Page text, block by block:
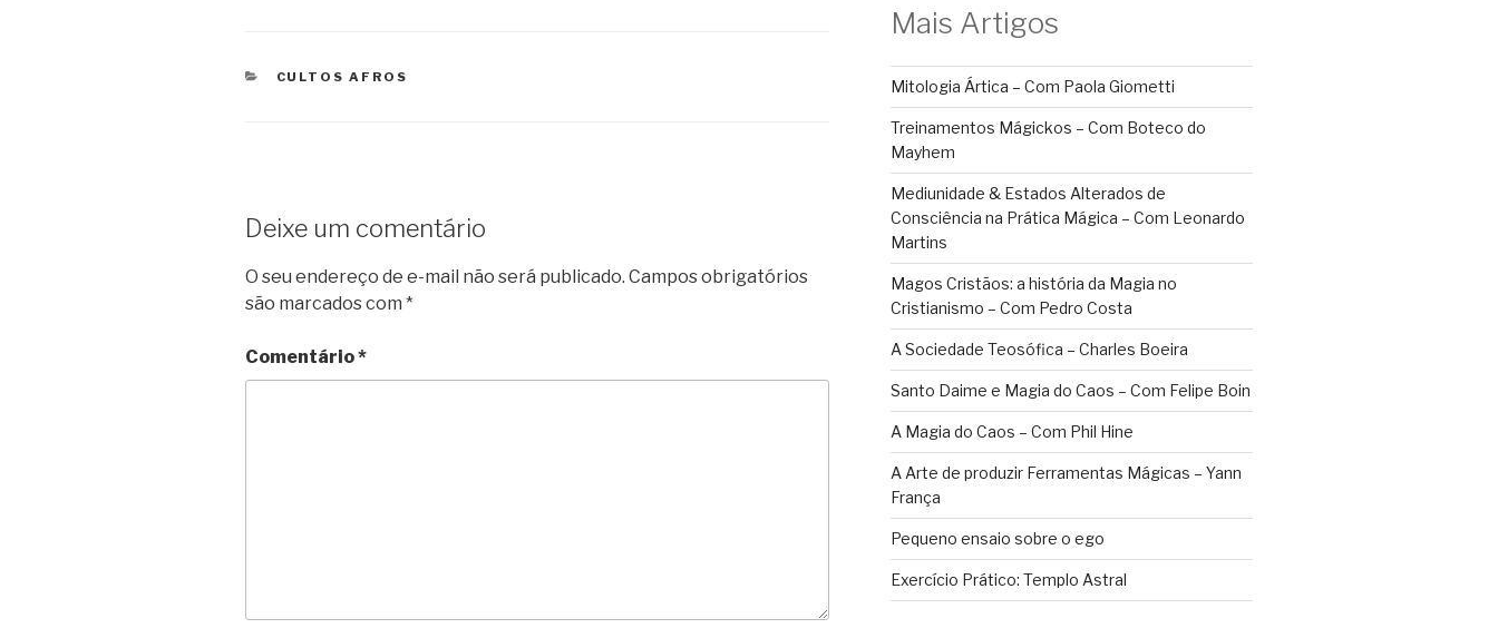
CATEGORIAS
CULTOS AFROS
Deixe um comentário
O seu endereço de e-mail não será publicado. Campos obrigatórios
são marcados com *
Comentário*
Mais Artigos
Mitologia Ártica – Com Paola Giometti
Treinamentos Mágickos – Com Boteco do
Mayhem
Mediunidade & Estados Alterados de
Consciência na Prática Mágica – Com Leonardo
Martins
Magos Cristãos: a história da Magia no
Cristianismo – Com Pedro Costa
A Sociedade Teosófica – Charles Boeira
Santo Daime e Magia do Caos – Com Felipe Boin
A Magia do Caos – Com Phil Hine
A Arte de produzir Ferramentas Mágicas – Yann
França
Pequeno ensaio sobre o ego
Exercício Prático: Templo Astral